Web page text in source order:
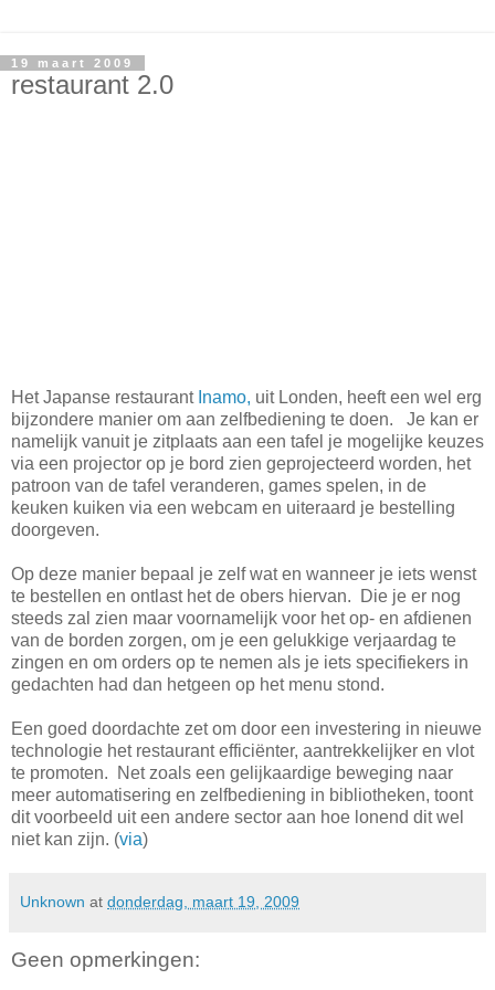
19 maart 2009
restaurant 2.0
Het Japanse restaurant Inamo, uit Londen, heeft een wel erg
bijzondere manier om aan zelfbediening te doen. Je kan er
namelijk vanuit je zitplaats aan een tafel je mogelijke keuzes
via een projector op je bord zien geprojecteerd worden, het
patroon van de tafel veranderen, games spelen, in de
keuken kuiken via een webcam en uiteraard je bestelling
doorgeven.
Op deze manier bepaal je zelf wat en wanneer je iets wenst
te bestellen en ontlast het de obers hiervan. Die je er nog
steeds zal zien maar voornamelijk voor het op- en afdienen
van de borden zorgen, om je een gelukkige verjaardag te
zingen en om orders op te nemen als je iets specifiekers in
gedachten had dan hetgeen op het menu stond.
Een goed doordachte zet om door een investering in nieuwe
technologie het restaurant efficiënter, aantrekkelijker en vlot
te promoten. Net zoals een gelijkaardige beweging naar
meer automatisering en zelfbediening in bibliotheken, toont
dit voorbeeld uit een andere sector aan hoe lonend dit wel
niet kan zijn. (via)
Unknown at donderdag, maart 19, 2009
Geen opmerkingen: